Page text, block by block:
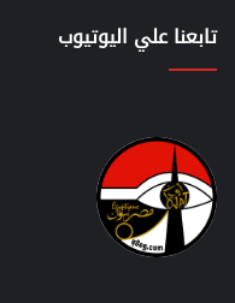
تابعنا علي اليوتيوب